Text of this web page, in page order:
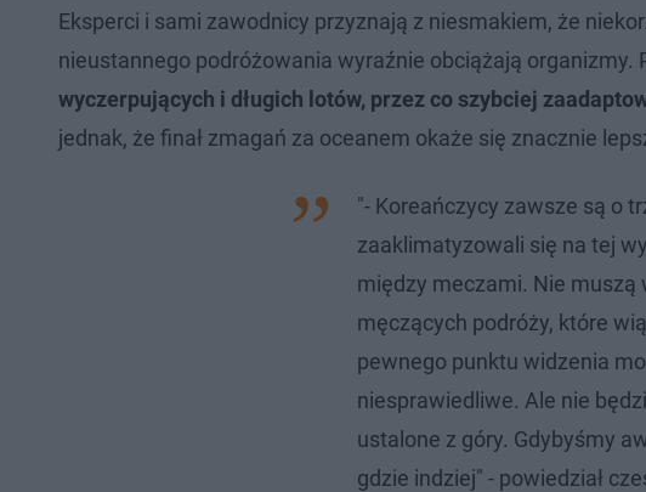
Eksperci i sami zawodnicy przyznają z niesmakiem, że
nieustannego podróżowania wyraźnie obciążają organizmy.
wyczerpujących i długich lotów, przez co szybciej
jednak, że finał zmagań za oceanem okaże się znacznie
"- Koreańczycy zawsze są o
zaaklimatyzowali się na tej
między meczami. Nie muszą
męczących podróży, które
pewnego punktu widzenia
niesprawiedliwe. Ale nie
ustalone z góry. Gdybyśmy
gdzie indziej" - powiedział